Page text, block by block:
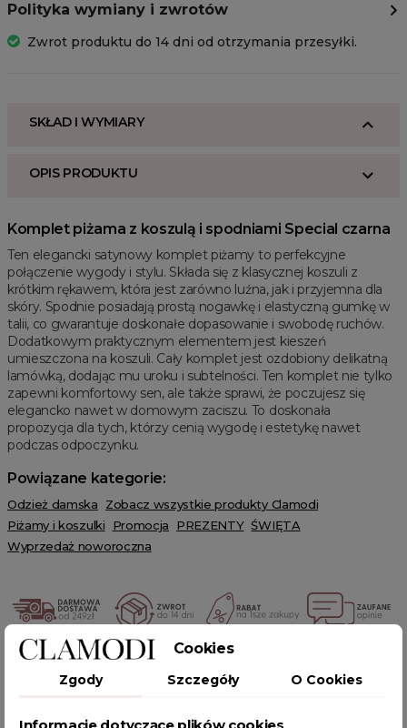
Polityka wymiany i zwrotów
Zwrot produktu do 14 dni od otrzymania przesyłki.
SKŁAD I WYMIARY
OPIS PRODUKTU
Komplet piżama z koszulą i spodniami Special czarna
Ten elegancki satynowy komplet piżamy to perfekcyjne
połączenie wygody i stylu. Składa się z klasycznej koszuli z
krótkim rękawem, która jest zarówno luźna, jak i przyjemna dla
skóry. Spodnie posiadają prostą nogawkę i elastyczną gumkę w
talii, co gwarantuje doskonałe dopasowanie i swobodę ruchów.
Dodatkowym praktycznym elementem jest kieszeń
umieszczona na koszuli. Cały komplet jest ozdobiony delikatną
lamówką, dodając mu uroku i subtelności. Ten komplet nie tylko
zapewni komfortowy sen, ale także sprawi, że poczujesz się
elegancko nawet w domowym zaciszu. To doskonała
propozycja dla tych, którzy cenią wygodę i estetykę nawet
podczas odpoczynku.
Powiązane kategorie:
Odzież damska
Zobacz wszystkie produkty Clamodi
Piżamy i koszulki
Promocja PREZENTY ŚWIĘTA
Wyprzedaż noworoczna
POWIĄZANE TAGI
Cookies
Zgody Szczegóły O Cookies